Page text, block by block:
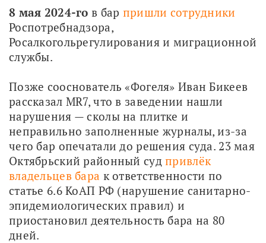
8 мая 2024-го в бар пришли сотрудники
Роспотребнадзора,
Росалкогольрегулирования и миграционной
службы.
Позже сооснователь «Фогеля» Иван Бикеев
рассказал MR7, что в заведении нашли
нарушения — сколы на плитке и
неправильно заполненные журналы, из-за
чего бар опечатали до решения суда. 23 мая
Октябрьский районный суд привлёк
владельцев бара к ответственности по
статье 6.6 КоАП РФ (нарушение санитарно-
эпидемиологических правил) и
приостановил деятельность бара на 80
дней.